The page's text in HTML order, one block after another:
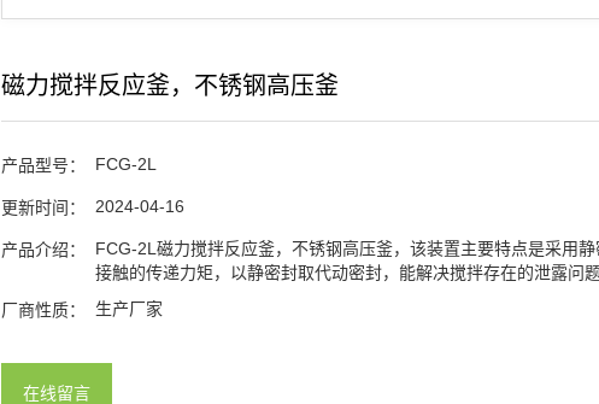
2021-01-25
磁力搅拌反应釜，不锈钢高压釜
产品型号： FCG-2L
更新时间： 2024-04-16
产品介绍：
FCG-2L磁力搅拌反应釜，不锈钢高压釜，该装置主要特点是采用
接触的传递力矩，以静密封取代动密封，能解决搅拌存在的泄露问
厂商性质： 生产厂家
在线留言